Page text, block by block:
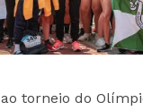
torneio do